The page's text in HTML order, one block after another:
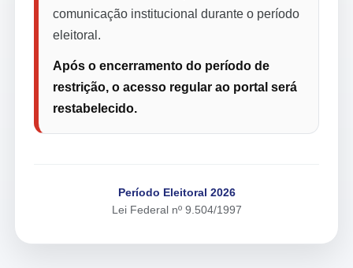
comunicação institucional durante o período
eleitoral.
Após o encerramento do período de
restrição, o acesso regular ao portal será
restabelecido.
Período Eleitoral 2026
Lei Federal nº 9.504/1997